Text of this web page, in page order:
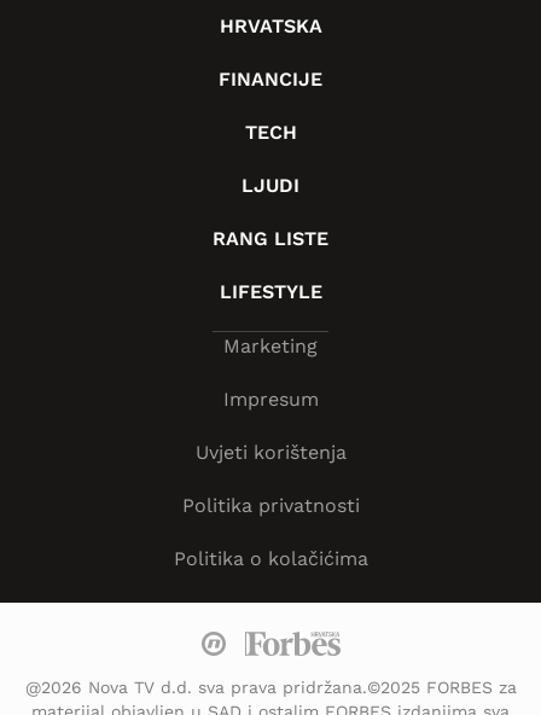
HRVATSKA
FINANCIJE
TECH
LJUDI
RANG LISTE
LIFESTYLE
Marketing
Impresum
Uvjeti korištenja
Politika privatnosti
Politika o kolačićima
@2026 Nova TV d.d. sva prava pridržana.©2025 FORBES za